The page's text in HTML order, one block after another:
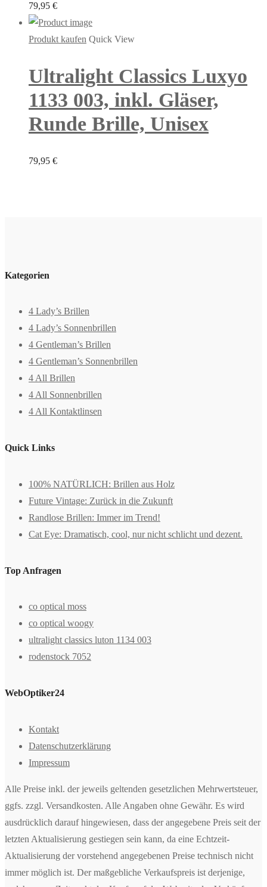
79,95 €
Produkt kaufen Quick View
Ultralight Classics Luxyo
1133 003, inkl. Gläser,
Runde Brille, Unisex
79,95 €
Kategorien
4 Lady’s Brillen
4 Lady’s Sonnenbrillen
4 Gentleman’s Brillen
4 Gentleman’s Sonnenbrillen
4 All Brillen
4 All Sonnenbrillen
4 All Kontaktlinsen
Quick Links
100% NATÜRLICH: Brillen aus Holz
Future Vintage: Zurück in die Zukunft
Randlose Brillen: Immer im Trend!
Cat Eye: Dramatisch, cool, nur nicht schlicht und dezent.
Top Anfragen
co optical moss
co optical woogy
ultralight classics luton 1134 003
rodenstock 7052
WebOptiker24
Kontakt
Datenschutzerklärung
Impressum
Alle Preise inkl. der jeweils geltenden gesetzlichen Mehrwertsteuer,
ggfs. zzgl. Versandkosten. Alle Angaben ohne Gewähr. Es wird
ausdrücklich darauf hingewiesen, dass der angegebene Preis seit der
letzten Aktualisierung gestiegen sein kann, da eine Echtzeit-
Aktualisierung der vorstehend angegebenen Preise technisch nicht
immer möglich ist. Der maßgebliche Verkaufspreis ist derjenige,